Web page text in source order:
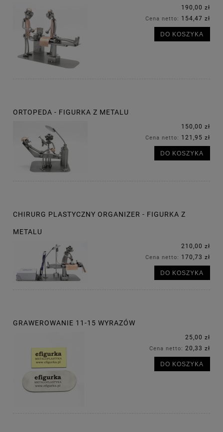
190,00 zł
Cena netto: 154,47 zł
DO KOSZYKA
ORTOPEDA - FIGURKA Z METALU
150,00 zł
Cena netto: 121,95 zł
DO KOSZYKA
CHIRURG PLASTYCZNY ORGANIZER - FIGURKA Z
METALU
210,00 zł
Cena netto: 170,73 zł
DO KOSZYKA
GRAWEROWANIE 11-15 WYRAZÓW
25,00 zł
Cena netto: 20,33 zł
DO KOSZYKA